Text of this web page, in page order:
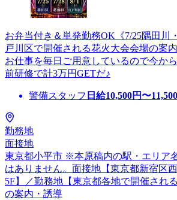
お弁当付き＆単発勤務OK《7/25隅田川
戸川区で開催される花火大会会場の案
お仕事を毎日ご用意しているので今か
前研修で計3万円GETだ♪
警備スタッフ 日給10,500円〜11,500
勤務地
面接地
東京都小平市 ※本原稿内の駅・エリア
はありません。面接地【東京都新宿区
5F】／勤務地【東京都各地で開催され
の案内・誘導